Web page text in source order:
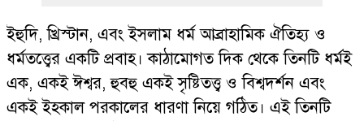
ইহুদি, খ্রিস্টান, এবং ইসলাম ধর্ম আব্রাহামিক ঐতিহ্য ও
ধর্মতত্ত্বের একটি প্রবাহ। কাঠামোগত দিক থেকে তিনটি ধর্মই
এক, একই ঈশ্বর, হুবহু একই সৃষ্টিতত্ত্ব ও বিশ্বদর্শন এবং
একই ইহকাল পরকালের ধারণা নিয়ে গঠিত। এই তিনটি